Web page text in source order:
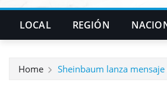
LOCAL REGIÓN
Home Sheinbaum lanza